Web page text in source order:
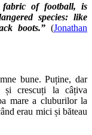
fabric of football, is
species: like
boots.” (Jonathan
bune. Puține, dar
și crescuți la câțiva
mare a cluburilor la
erau mici și băteau